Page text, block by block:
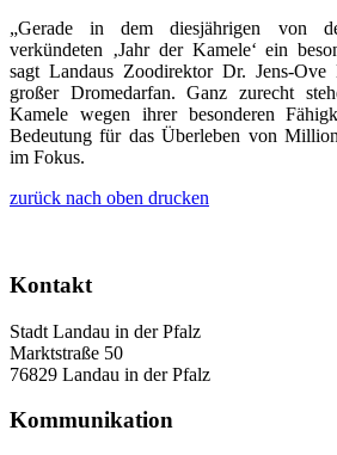
„Gerade in dem diesjährigen von
verkündeten ‚Jahr der Kamele‘ ein
sagt Landaus Zoodirektor Dr. Jens-Ove
großer Dromedarfan. Ganz zurecht
Kamele wegen ihrer besonderen
Bedeutung für das Überleben von
im Fokus.
zurück nach oben drucken
Kontakt
Stadt Landau in der Pfalz
Marktstraße 50
76829 Landau in der Pfalz
Kommunikation